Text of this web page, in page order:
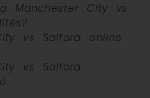
Manchester City vs
vs Salford online
vs Salford